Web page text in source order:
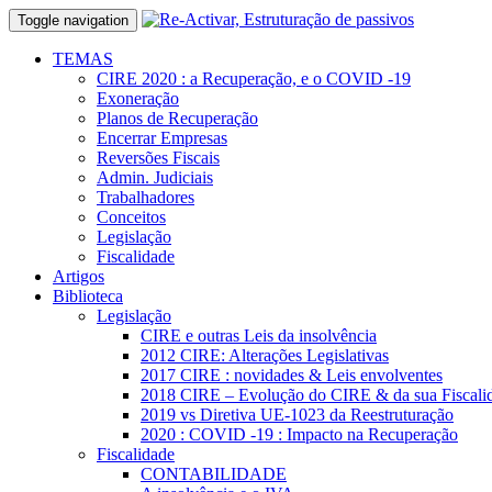
Toggle navigation
TEMAS
CIRE 2020 : a Recuperação, e o COVID -19
Exoneração
Planos de Recuperação
Encerrar Empresas
Reversões Fiscais
Admin. Judiciais
Trabalhadores
Conceitos
Legislação
Fiscalidade
Artigos
Biblioteca
Legislação
CIRE e outras Leis da insolvência
2012 CIRE: Alterações Legislativas
2017 CIRE : novidades & Leis envolventes
2018 CIRE – Evolução do CIRE & da sua
2019 vs Diretiva UE-1023 da Reestruturação
2020 : COVID -19 : Impacto na Recuperação
Fiscalidade
CONTABILIDADE